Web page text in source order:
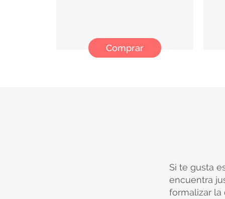
Comprar
Si te gusta
encuentra
formalizar la